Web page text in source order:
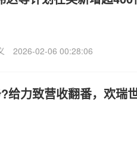
2026-02-06 00:28:06
?给力致营收翻番，欢瑞